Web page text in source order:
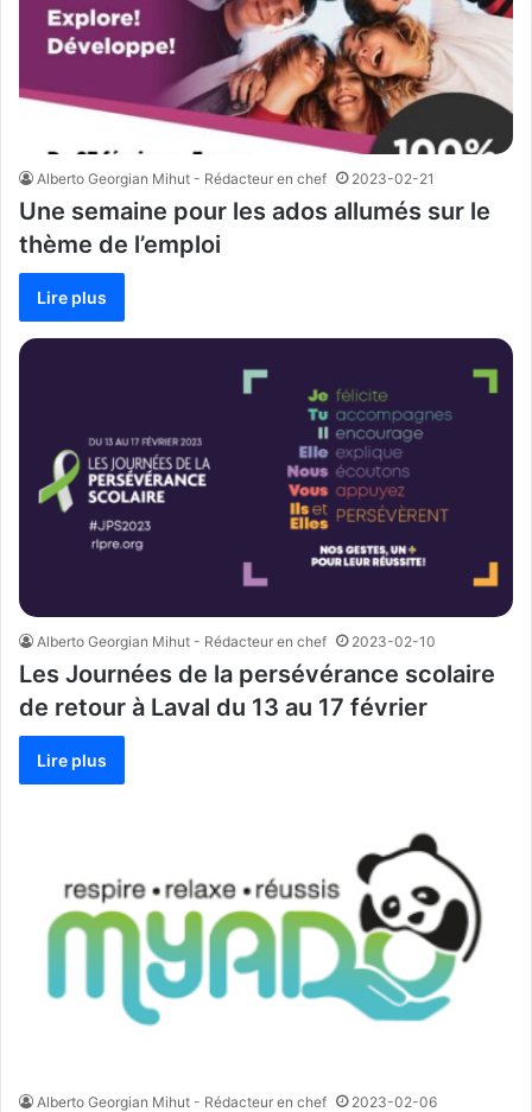
Alberto Georgian Mihut - Rédacteur en chef 2023-02-21
Une semaine pour les ados allumés sur le
thème de l’emploi
Lire plus
Alberto Georgian Mihut - Rédacteur en chef 2023-02-10
Les Journées de la persévérance scolaire
de retour à Laval du 13 au 17 février
Lire plus
Alberto Georgian Mihut - Rédacteur en chef 2023-02-06